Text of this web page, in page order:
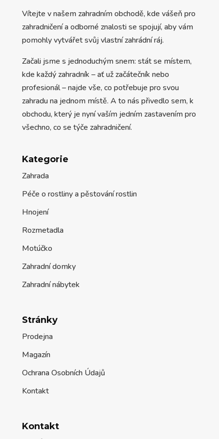
Vítejte v našem zahradním obchodě, kde vášeň pro
zahradničení a odborné znalosti se spojují, aby vám
pomohly vytvářet svůj vlastní zahrádní ráj.
Začali jsme s jednoduchým snem: stát se místem,
kde každý zahradník – ať už začátečník nebo
profesionál – najde vše, co potřebuje pro svou
zahradu na jednom místě. A to nás přivedlo sem, k
obchodu, který je nyní vaším jedním zastavením pro
všechno, co se týče zahradničení.
Kategorie
Zahrada
Péče o rostliny a pěstování rostlin
Hnojení
Rozmetadla
Motúčko
Zahradní domky
Zahradní nábytek
Stránky
Prodejna
Magazín
Ochrana Osobních Údajů
Kontakt
Kontakt